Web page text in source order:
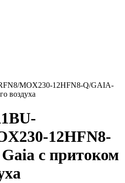
MOX230-12HFN8-Q/GAIA-
воздуха
12HFN8-
с притоком